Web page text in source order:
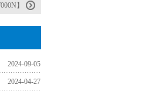
】
2024-09-05
2024-04-27